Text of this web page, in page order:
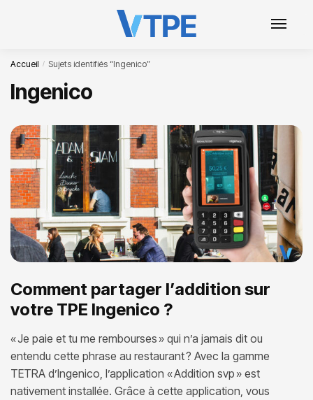
Accueil / Sujets identifiés “Ingenico”
Ingenico
Comment partager l’addition sur
votre TPE Ingenico ?
« Je paie et tu me rembourses » qui n’a jamais dit ou
entendu cette phrase au restaurant ? Avec la gamme
TETRA d’Ingenico, l’application « Addition svp » est
nativement installée. Grâce à cette application, vous